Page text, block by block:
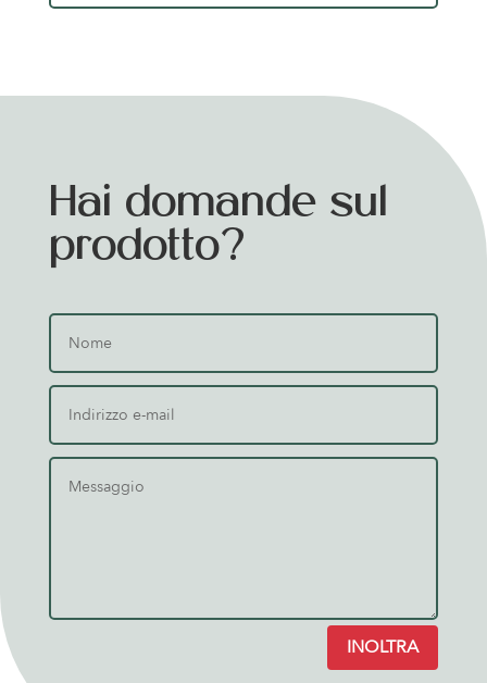
Hai domande sul
prodotto?
INOLTRA